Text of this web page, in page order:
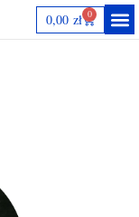
0,00 zł 0